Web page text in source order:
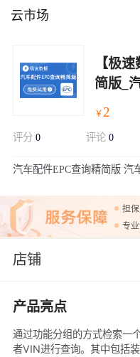
云市场
【极
简版_
￥ 2
评分 0 评论 0
汽车配件EPC查询精简版 汽
一个车型的EPC信息。可以
对应车型大全接口里的ID 担
专
店铺
产品亮点
通过功能分组的方式检索一
者VIN进行查询。其中包括